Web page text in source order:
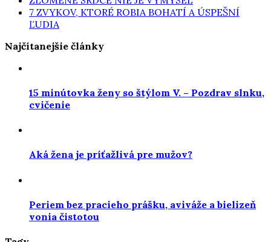
7 ZVYKOV, KTORÉ ROBIA BOHATÍ A ÚSPEŠNÍ
ĽUDIA
Najčítanejšie články
15 minútovka ženy so štýlom V. – Pozdrav slnku,
cvičenie
Aká žena je príťažlivá pre mužov?
Periem bez pracieho prášku, aviváže a bielizeň
vonia čistotou